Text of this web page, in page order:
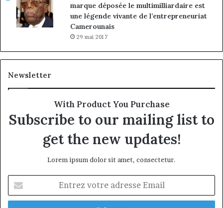
marque déposée le multimilliardaire est
une légende vivante de l’entrepreneuriat
Camerounais
29 mai 2017
Newsletter
With Product You Purchase
Subscribe to our mailing list to
get the new updates!
Lorem ipsum dolor sit amet, consectetur.
votre
adresse